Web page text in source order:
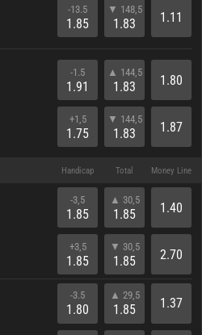
-13.5
1.85
▼ 148,5
1.83 1.11
-1.5
1.91
+1,5
1.75
▲ 144,5
1.83
▼ 144,5
1.83
1.80
1.87
Handicap Total Money Line
-3,5
1.85
+3,5
1.85
▲ 30,5
1.85
▼ 30,5
1.85
1.40
2.70
-3.5
1.80
▲ 29,5
1.85 1.37